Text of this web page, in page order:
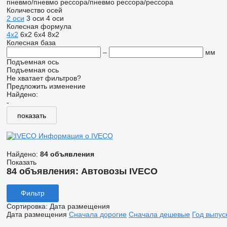
пневмо/пневмо рессора/пневмо рессора/рессора
Количество осей
2 оси 3 оси 4 оси
Колесная формула
4x2 6x2 6x4 8x2
Колесная база
–
мм
Подъемная ось
Подъемная ось
Не хватает фильтров?
Предложить изменение
Найдено:
-
показать
Информация о IVECO
Найдено: 84 объявления
Показать
84 объявления: Автовозы IVECO
Фильтр
Сортировка: Дата размещения
Дата размещения Сначала дорогие Сначала дешевые Год